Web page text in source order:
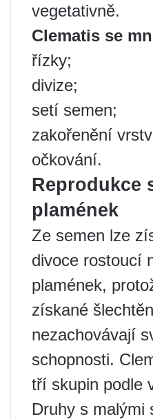
vegetativně.
Clematis se
řízky;
divize;
setí semen;
zakořenění
očkování.
Reprodukce
plamének
Ze semen lze
divoce rostoucí
plamének,
získané
nezachovávají
schopnosti.
tří skupin podle
Druhy s malými